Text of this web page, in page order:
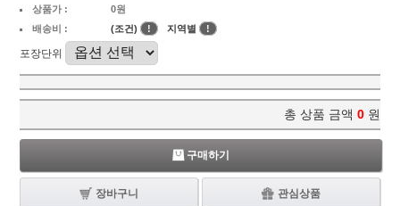
상품가 :
0원
배송비 :
(조건) ! 지역별 !
포장단위
총 상품 금액 0 원
구매하기
장바구니 관심상품